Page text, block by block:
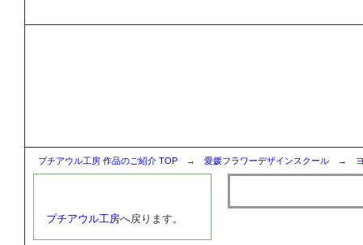
プチアウル工房 作品のご紹介 TOP → 愛媛フラワーデザインスクール →
プチアウル工房へ戻ります。